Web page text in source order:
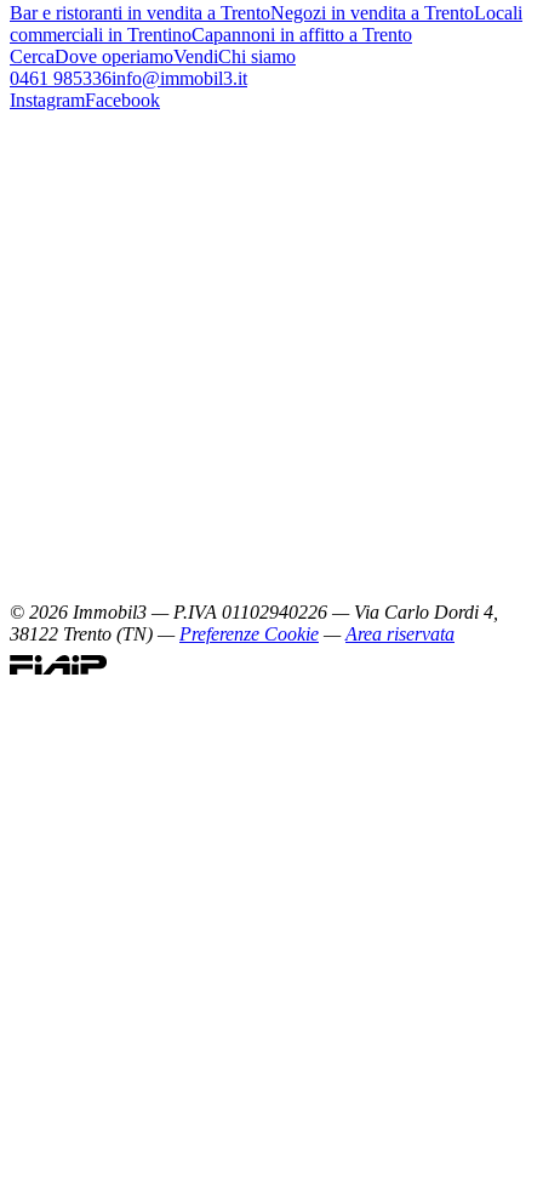
Bar e ristoranti in vendita a TrentoNegozi in vendita a TrentoLocali
commerciali in TrentinoCapannoni in affitto a Trento
CercaDove operiamoVendiChi siamo
0461 985336info@immobil3.it
InstagramFacebook
© 2026 Immobil3 — P.IVA 01102940226 — Via Carlo Dordi 4,
38122 Trento (TN) — Preferenze Cookie — Area riservata